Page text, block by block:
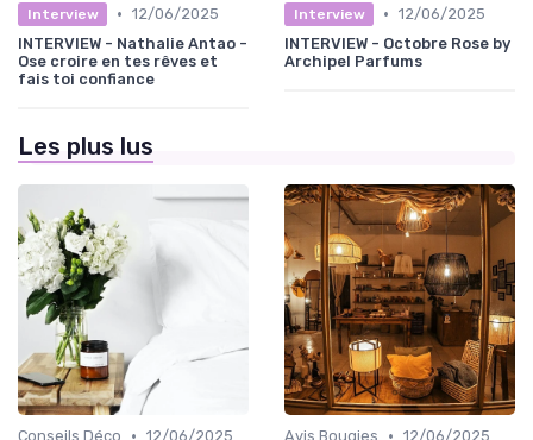
Interview • 12/06/2025
INTERVIEW - Nathalie Antao -
Ose croire en tes rêves et
fais toi confiance
Interview • 12/06/2025
INTERVIEW - Octobre Rose by
Archipel Parfums
Les plus lus
Conseils Déco
12/06/2025
Avis Bougies
12/06/2025